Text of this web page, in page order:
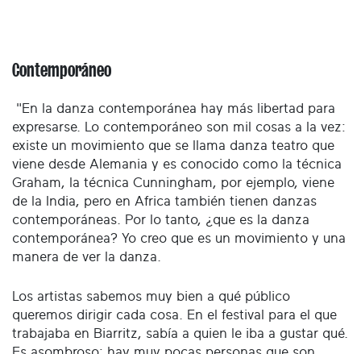
Contemporáneo
"En la danza contemporánea hay más libertad para
expresarse. Lo contemporáneo son mil cosas a la vez:
existe un movimiento que se llama danza teatro que
viene desde Alemania y es conocido como la técnica
Graham, la técnica Cunningham, por ejemplo, viene
de la India, pero en Africa también tienen danzas
contemporáneas. Por lo tanto, ¿que es la danza
contemporánea? Yo creo que es un movimiento y una
manera de ver la danza.
Los artistas sabemos muy bien a qué público
queremos dirigir cada cosa. En el festival para el que
trabajaba en Biarritz, sabía a quien le iba a gustar qué.